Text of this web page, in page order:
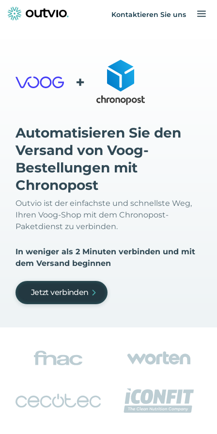
Kontaktieren Sie uns
+
Automatisieren Sie den
Versand von Voog-
Bestellungen mit
Chronopost
Outvio ist der einfachste und schnellste Weg,
Ihren Voog-Shop mit dem Chronopost-
Paketdienst zu verbinden.
In weniger als 2 Minuten verbinden und mit
dem Versand beginnen
Jetzt verbinden